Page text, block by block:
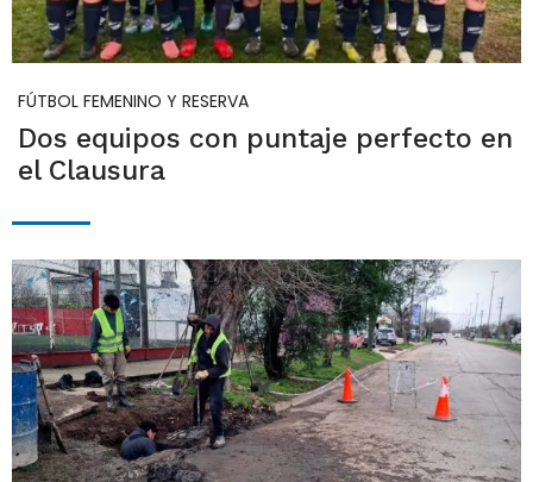
FÚTBOL FEMENINO Y RESERVA
Dos equipos con puntaje perfecto en
el Clausura